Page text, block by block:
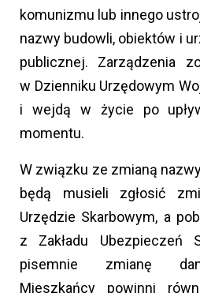
komunizmu lub innego
nazwy budowli, obiektów i
publicznej. Zarządzenia
w Dzienniku Urzędowym
i wejdą w życie po
momentu.
W związku ze zmianą
będą musieli zgłosić
Urzędzie Skarbowym, a
z Zakładu Ubezpieczeń
pisemnie zmianę
Mieszkańcy powinni